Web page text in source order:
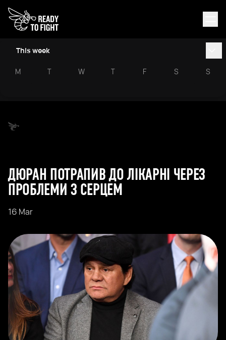
This week
M T W T F S S
ДЮРАН ПОТРАПИВ ДО ЛІКАРНІ ЧЕРЕЗ
ПРОБЛЕМИ З СЕРЦЕМ
16 Mar